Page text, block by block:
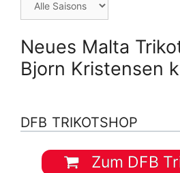
Neues Malta
Bjorn Kristensen
DFB TRIKOTSHOP
Zum DFB